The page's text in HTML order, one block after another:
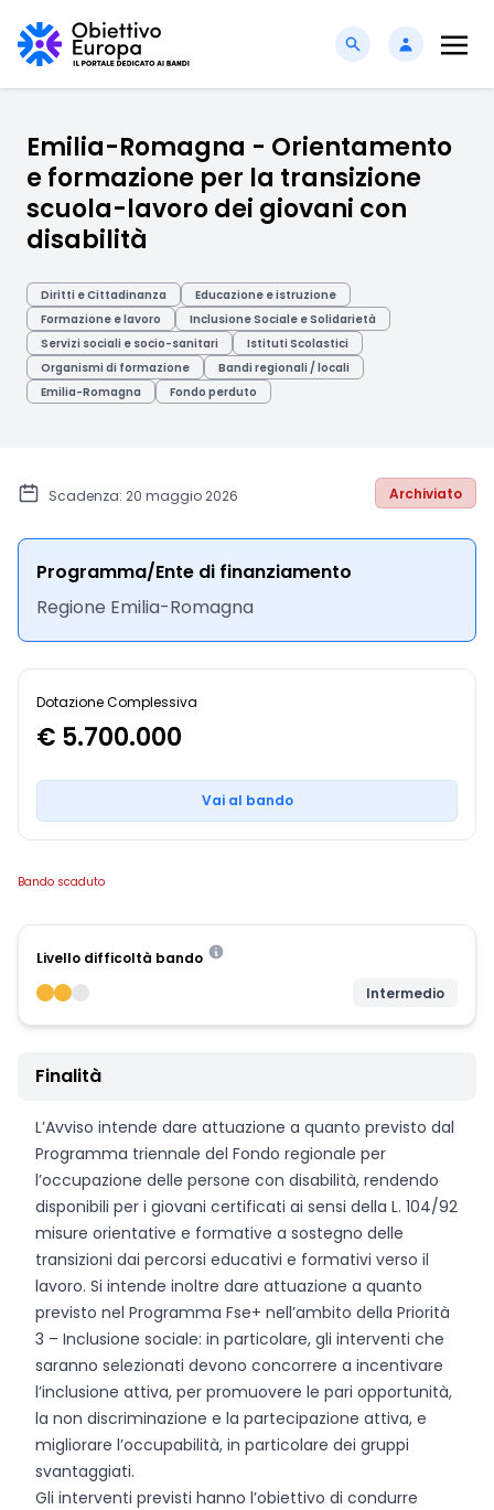
Emilia-Romagna - Orientamento
e formazione per la transizione
scuola-lavoro dei giovani con
disabilità
Diritti e Cittadinanza
Educazione e istruzione
Formazione e lavoro
Inclusione Sociale e Solidarietà
Servizi sociali e socio-sanitari
Istituti Scolastici
Organismi di formazione
Bandi regionali / locali
Emilia-Romagna
Fondo perduto
Scadenza: 20 maggio 2026 Archiviato
Programma/Ente di finanziamento
Regione Emilia-Romagna
Dotazione Complessiva
€ 5.700.000
Vai al bando
Bando scaduto
Livello difficoltà bando
Intermedio
Finalità
L’Avviso intende dare attuazione a quanto previsto dal
Programma triennale del Fondo regionale per
l’occupazione delle persone con disabilità, rendendo
disponibili per i giovani certificati ai sensi della L. 104/92
misure orientative e formative a sostegno delle
transizioni dai percorsi educativi e formativi verso il
lavoro. Si intende inoltre dare attuazione a quanto
previsto nel Programma Fse+ nell’ambito della Priorità
3 – Inclusione sociale: in particolare, gli interventi che
saranno selezionati devono concorrere a incentivare
l’inclusione attiva, per promuovere le pari opportunità,
la non discriminazione e la partecipazione attiva, e
migliorare l’occupabilità, in particolare dei gruppi
svantaggiati.
Gli interventi previsti hanno l’obiettivo di condurre